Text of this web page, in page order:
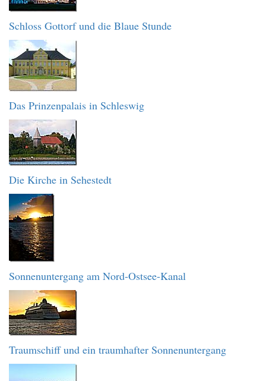
Schloss Gottorf und die Blaue Stunde
Das Prinzenpalais in Schleswig
Die Kirche in Sehestedt
Sonnenuntergang am Nord-Ostsee-Kanal
Traumschiff und ein traumhafter Sonnenuntergang